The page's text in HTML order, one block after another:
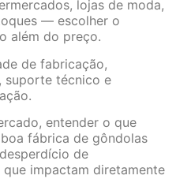
lojas de moda,
— escolher o
além do preço.
de fabricação,
suporte técnico e
entender o que
fábrica de gôndolas
de
impactam diretamente